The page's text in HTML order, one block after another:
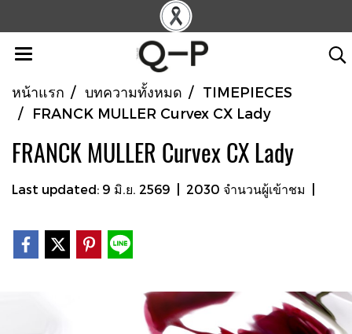
หน้าแรก บทความทั้งหมด
TIMEPIECES
FRANCK MULLER Curvex CX Lady
FRANCK MULLER Curvex CX Lady
Last updated: 9 มิ.ย. 2569 2030 จำนวนผู้เข้าชม